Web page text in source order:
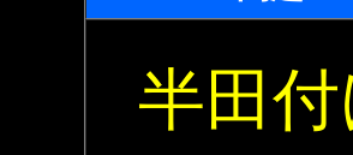
半田付